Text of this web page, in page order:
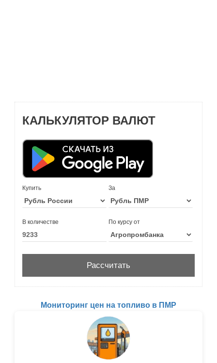
КАЛЬКУЛЯТОР ВАЛЮТ
Купить За
В количестве По курсу от
Мониторинг цен на топливо в ПМР